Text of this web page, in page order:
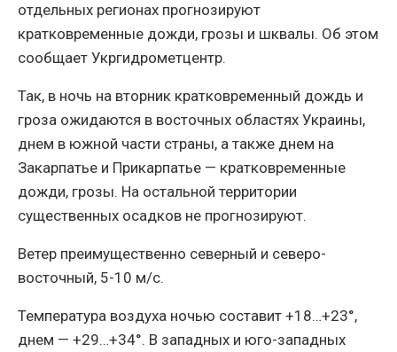
отдельных регионах прогнозируют
кратковременные дожди, грозы и шквалы. Об этом
сообщает Укргидрометцентр.
Так, в ночь на вторник кратковременный дождь и
гроза ожидаются в восточных областях Украины,
днем в южной части страны, а также днем на
Закарпатье и Прикарпатье — кратковременные
дожди, грозы. На остальной территории
существенных осадков не прогнозируют.
Ветер преимущественно северный и северо-
восточный, 5-10 м/с.
Температура воздуха ночью составит +18…+23°,
днем — +29…+34°. В западных и юго-западных